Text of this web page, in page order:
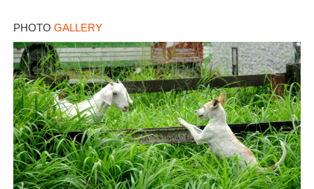
PHOTO GALLERY